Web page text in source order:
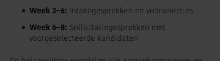
Week 3–6: Intakegesprekken en voorselecties
Week 6–8: Sollicitatiegesprekken met
voorgeselecteerde kandidaten